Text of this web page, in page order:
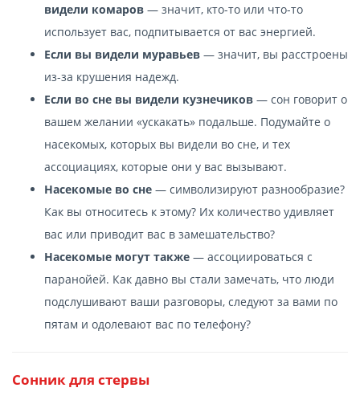
видели комаров — значит, кто-то или что-то
использует вас, подпитывается от вас энергией.
Если вы видели муравьев — значит, вы расстроены
из-за крушения надежд.
Если во сне вы видели кузнечиков — сон говорит о
вашем желании «ускакать» подальше. Подумайте о
насекомых, которых вы видели во сне, и тех
ассоциациях, которые они у вас вызывают.
Насекомые во сне — символизируют разнообразие?
Как вы относитесь к этому? Их количество удивляет
вас или приводит вас в замешательство?
Насекомые могут также — ассоциироваться с
паранойей. Как давно вы стали замечать, что люди
подслушивают ваши разговоры, следуют за вами по
пятам и одолевают вас по телефону?
Сонник для стервы